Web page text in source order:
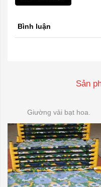
Bình luận
Sản
Giường vải bạt hoa.